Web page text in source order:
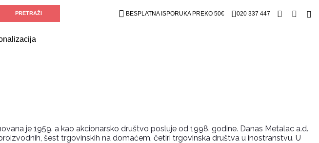
BESPLATNA ISPORUKA PREKO 50€ 020 337 447
je 1959. a kao akcionarsko društvo posluje od 1998. godine. Danas Metalac a.d.
šest trgovinskih na domaćem, četiri trgovinska društva u inostranstvu. U